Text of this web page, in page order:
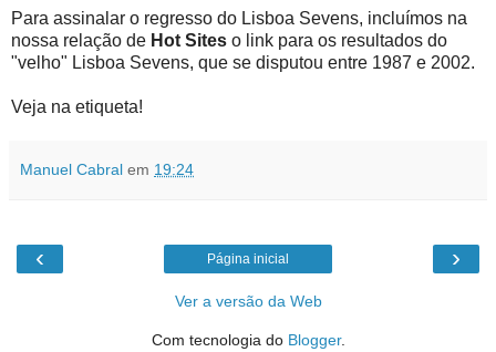
Para assinalar o regresso do Lisboa Sevens, incluímos na
nossa relação de Hot Sites o link para os resultados do
"velho" Lisboa Sevens, que se disputou entre 1987 e 2002.
Veja na etiqueta!
Manuel Cabral em 19:24
‹ ›
Página inicial
Ver a versão da Web
Com tecnologia do Blogger.